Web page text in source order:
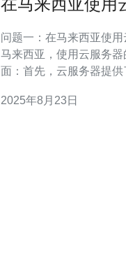
在马来西亚使用
问题一：在马来西亚使
马来西亚，使用云服务
面：首先，云服务器提
的限制。其次，云服务器
2025年8月23日